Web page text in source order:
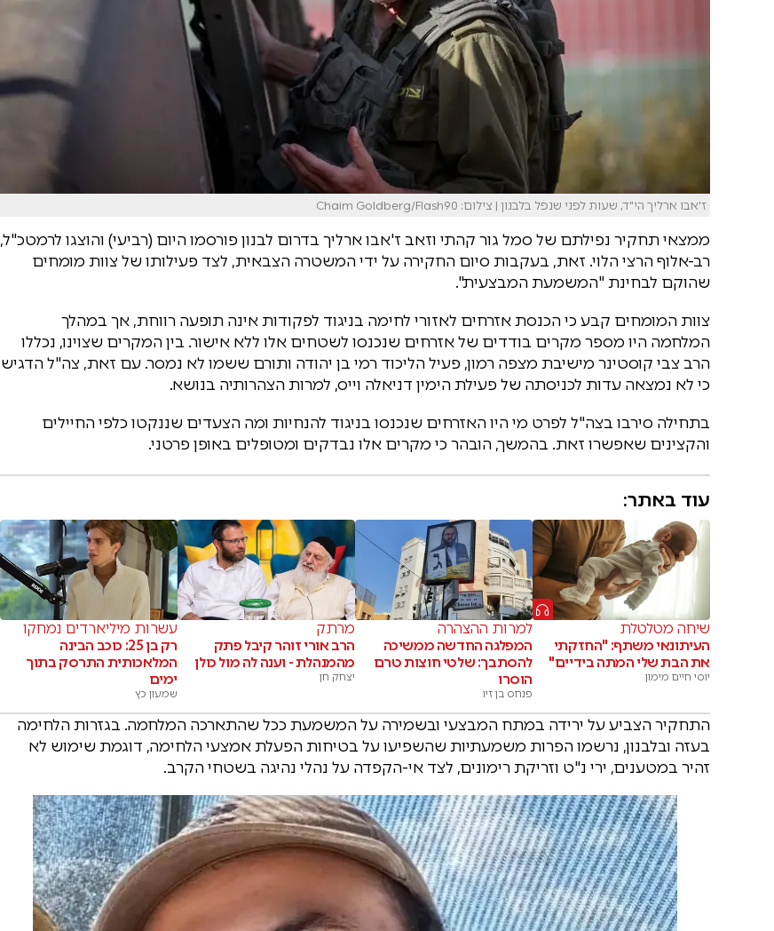
ז'אבו ארליך הי"ד, שעות לפני שנפל בלבנון | צילום: Chaim Goldberg/Flash90
ממצאי תחקיר נפילתם של סמל גור קהתי וזאב ז'אבו ארליך בדרום לבנון פורסמו היום (רביעי) והוצגו לרמטכ"ל,
רב-אלוף הרצי הלוי. זאת, בעקבות סיום החקירה על ידי המשטרה הצבאית, לצד פעילותו של צוות מומחים
שהוקם לבחינת "המשמעת המבצעית".
צוות המומחים קבע כי הכנסת אזרחים לאזורי לחימה בניגוד לפקודות אינה תופעה רווחת, אך במהלך
המלחמה היו מספר מקרים בודדים של אזרחים שנכנסו לשטחים אלו ללא אישור. בין המקרים שצוינו, נכללו
הרב צבי קוסטינר מישיבת מצפה רמון, פעיל הליכוד רמי בן יהודה ותורם ששמו לא נמסר. עם זאת, צה"ל הדגיש
כי לא נמצאה עדות לכניסתה של פעילת הימין דניאלה וייס, למרות הצהרותיה בנושא.
בתחילה סירבו בצה"ל לפרט מי היו האזרחים שנכנסו בניגוד להנחיות ומה הצעדים שננקטו כלפי החיילים
והקצינים שאפשרו זאת. בהמשך, הובהר כי מקרים אלו נבדקים ומטופלים באופן פרטני.
עוד באתר:
שיחה מטלטלת
העיתונאי משתף: "החזקתי
את הבת שלי המתה בידיים"
יוסי חיים מימון
למרות ההצהרה
המפלגה החדשה ממשיכה
להסתבך: שלטי חוצות טרם
הוסרו
פנחס בן זיו
מרתק
הרב אורי זוהר קיבל פתק
מהמנהלת - וענה לה מול כולן
יצחק חן
עשרות מיליארדים נמחקו
רק בן 25: כוכב הבינה
המלאכותית התרסק בתוך
ימים
שמעון כץ
התחקיר הצביע על ירידה במתח המבצעי ובשמירה על המשמעת ככל שהתארכה המלחמה. בגזרות הלחימה
בעזה ובלבנון, נרשמו הפרות משמעתיות שהשפיעו על בטיחות הפעלת אמצעי הלחימה, דוגמת שימוש לא
זהיר במטענים, ירי נ"ט וזריקת רימונים, לצד אי-הקפדה על נהלי נהיגה בשטחי הקרב.